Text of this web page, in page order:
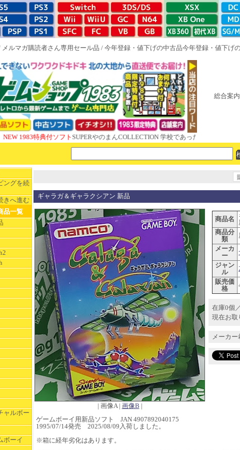
メルマガ購読者さん専用セール品 / 今年登録・値下げの中古品今年登録・値下げ
総合案
特典付ソフトSUPERやのまんCOLLECTION 学校であった怖い話と晦󠄀つきこも
ングを続
きへ進む
品一覧
ャルボー
ボーイ
ギャラガ＆ギャラクシアン 新品
| 画像A | 画像B |
商品名
商品分
類
メーカ
ー
ジャン
ル
販売価
格
在庫0個／
現在お取
メーカー
ゲームボーイ用新品ソフト JAN 4907892040175
1995/07/14発売 2025/08/09入荷しました。
※箱に経年劣化はあります。